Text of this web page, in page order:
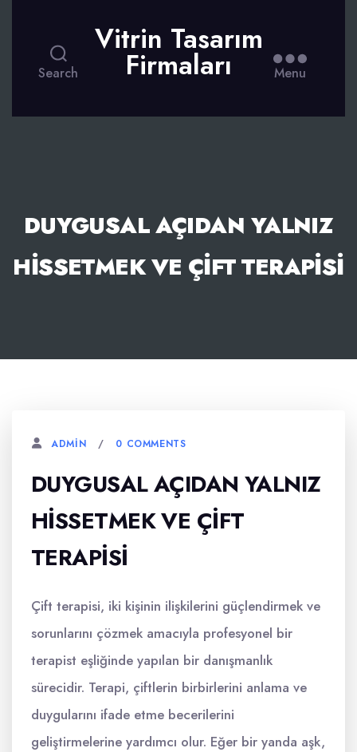
Search
Vitrin Tasarım
Firmaları Menu
DUYGUSAL AÇIDAN YALNIZ
HISSETMEK VE ÇIFT TERAPISI
ADMIN 0 COMMENTS
DUYGUSAL AÇIDAN YALNIZ
HISSETMEK VE ÇIFT
TERAPISI
Çift terapisi, iki kişinin ilişkilerini güçlendirmek ve
sorunlarını çözmek amacıyla profesyonel bir
terapist eşliğinde yapılan bir danışmanlık
sürecidir. Terapi, çiftlerin birbirlerini anlama ve
duygularını ifade etme becerilerini
geliştirmelerine yardımcı olur. Eğer bir yanda aşk,